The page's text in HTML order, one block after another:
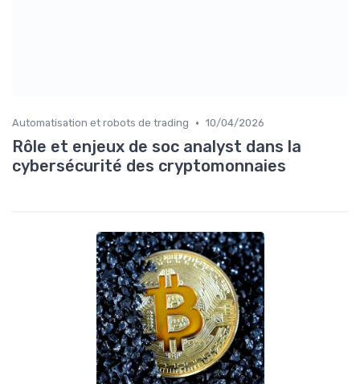
Automatisation et robots de trading • 10/04/2026
Rôle et enjeux de soc analyst dans la
cybersécurité des cryptomonnaies